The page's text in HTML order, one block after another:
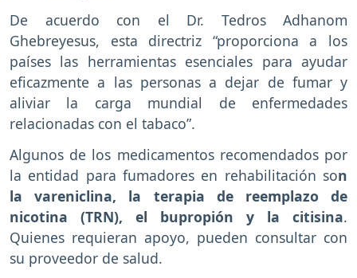
De acuerdo con el Dr. Tedros Adhanom
Ghebreyesus, esta directriz “proporciona a los
países las herramientas esenciales para ayudar
eficazmente a las personas a dejar de fumar y
aliviar la carga mundial de enfermedades
relacionadas con el tabaco”.
Algunos de los medicamentos recomendados por
la entidad para fumadores en rehabilitación son
la vareniclina, la terapia de reemplazo de
nicotina (TRN), el bupropión y la citisina.
Quienes requieran apoyo, pueden consultar con
su proveedor de salud.